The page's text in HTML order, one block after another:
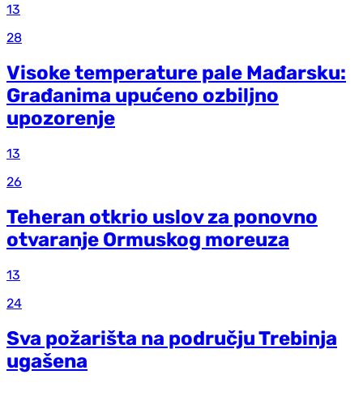
13
28
Visoke temperature pale Mađarsku:
Građanima upućeno ozbiljno
upozorenje
13
26
Teheran otkrio uslov za ponovno
otvaranje Ormuskog moreuza
13
24
Sva požarišta na području Trebinja
ugašena